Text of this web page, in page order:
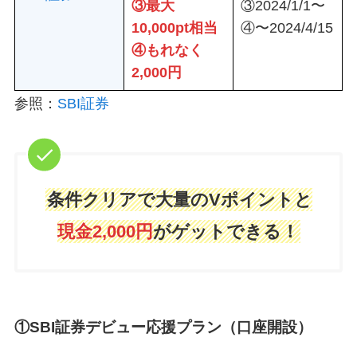
③最大
10,000pt相当
④もれなく
2,000円
③2024/1/1〜
④〜2024/4/15
参照： SBI証券
条件クリアで大量のVポイントと
現金2,000円がゲットできる！
①SBI証券デビュー応援プラン（口座開設）